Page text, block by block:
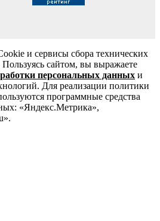
и сервисы сбора технических
Пользуясь сайтом, вы выражаете
персональных данных и
Для реализации политики
программные средства
«Яндекс.Метрика»,